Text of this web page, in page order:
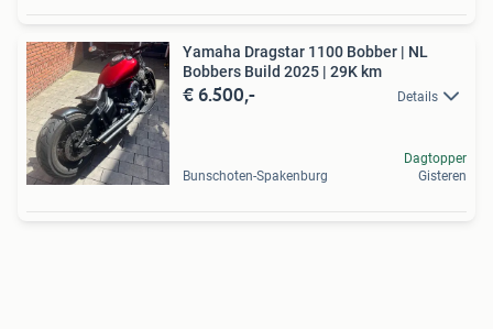
Yamaha Dragstar 1100 Bobber | NL
Bobbers Build 2025 | 29K km
€ 6.500,- Details
Bunschoten-Spakenburg
Dagtopper
Gisteren